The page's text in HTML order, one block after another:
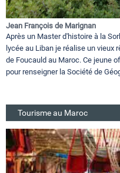
Jean François de Marignan
Après un Master d'histoire à la
lycée au Liban je réalise un vieux
de Foucauld au Maroc. Ce jeune
pour renseigner la Société de
Tourisme au Maroc